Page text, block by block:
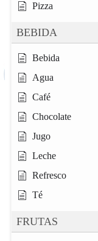
Pizza
BEBIDA
Bebida
Agua
Café
Chocolate
Jugo
Leche
Refresco
Té
FRUTAS